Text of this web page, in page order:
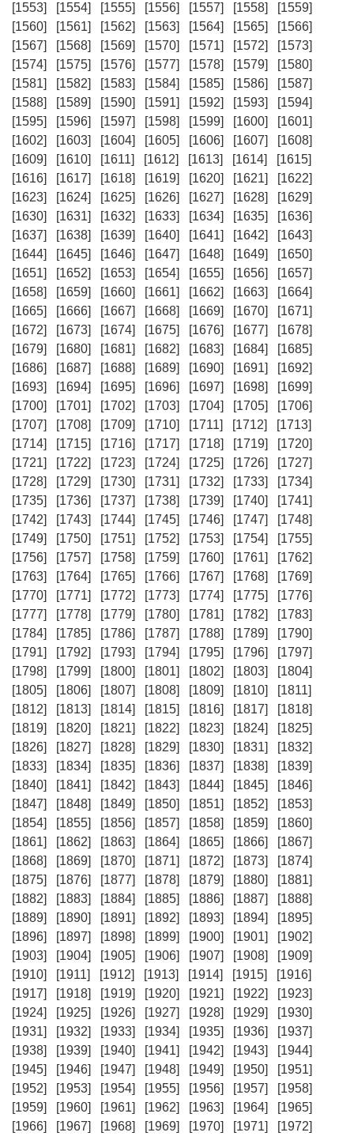
[1553]
[1554] [1555] [1556] [1557] [1558]
[1559]
[1560]
[1561] [1562] [1563] [1564] [1565]
[1566]
[1567]
[1568] [1569] [1570] [1571] [1572]
[1573]
[1574]
[1575] [1576] [1577] [1578] [1579]
[1580]
[1581]
[1582] [1583] [1584] [1585] [1586]
[1587]
[1588]
[1589] [1590] [1591] [1592] [1593]
[1594]
[1595]
[1596] [1597] [1598] [1599] [1600]
[1601]
[1602]
[1603] [1604] [1605] [1606] [1607]
[1608]
[1609]
[1610] [1611] [1612] [1613] [1614]
[1615]
[1616]
[1617] [1618] [1619] [1620] [1621]
[1622]
[1623]
[1624] [1625] [1626] [1627] [1628]
[1629]
[1630]
[1631] [1632] [1633] [1634] [1635]
[1636]
[1637]
[1638] [1639] [1640] [1641] [1642]
[1643]
[1644]
[1645] [1646] [1647] [1648] [1649]
[1650]
[1651]
[1652] [1653] [1654] [1655] [1656]
[1657]
[1658]
[1659] [1660] [1661] [1662] [1663]
[1664]
[1665]
[1666] [1667] [1668] [1669] [1670]
[1671]
[1672]
[1673] [1674] [1675] [1676] [1677]
[1678]
[1679]
[1680] [1681] [1682] [1683] [1684]
[1685]
[1686]
[1687] [1688] [1689] [1690] [1691]
[1692]
[1693]
[1694] [1695] [1696] [1697] [1698]
[1699]
[1700]
[1701] [1702] [1703] [1704] [1705]
[1706]
[1707]
[1708] [1709] [1710] [1711] [1712]
[1713]
[1714]
[1715] [1716] [1717] [1718] [1719]
[1720]
[1721]
[1722] [1723] [1724] [1725] [1726]
[1727]
[1728]
[1729] [1730] [1731] [1732] [1733]
[1734]
[1735]
[1736] [1737] [1738] [1739] [1740]
[1741]
[1742]
[1743] [1744] [1745] [1746] [1747]
[1748]
[1749]
[1750] [1751] [1752] [1753] [1754]
[1755]
[1756]
[1757] [1758] [1759] [1760] [1761]
[1762]
[1763]
[1764] [1765] [1766] [1767] [1768]
[1769]
[1770]
[1771] [1772] [1773] [1774] [1775]
[1776]
[1777]
[1778] [1779] [1780] [1781] [1782]
[1783]
[1784]
[1785] [1786] [1787] [1788] [1789]
[1790]
[1791]
[1792] [1793] [1794] [1795] [1796]
[1797]
[1798]
[1799] [1800] [1801] [1802] [1803]
[1804]
[1805]
[1806] [1807] [1808] [1809] [1810]
[1811]
[1812]
[1813] [1814] [1815] [1816] [1817]
[1818]
[1819]
[1820] [1821] [1822] [1823] [1824]
[1825]
[1826]
[1827] [1828] [1829] [1830] [1831]
[1832]
[1833]
[1834] [1835] [1836] [1837] [1838]
[1839]
[1840]
[1841] [1842] [1843] [1844] [1845]
[1846]
[1847]
[1848] [1849] [1850] [1851] [1852]
[1853]
[1854]
[1855] [1856] [1857] [1858] [1859]
[1860]
[1861]
[1862] [1863] [1864] [1865] [1866]
[1867]
[1868]
[1869] [1870] [1871] [1872] [1873]
[1874]
[1875]
[1876] [1877] [1878] [1879] [1880]
[1881]
[1882]
[1883] [1884] [1885] [1886] [1887]
[1888]
[1889]
[1890] [1891] [1892] [1893] [1894]
[1895]
[1896]
[1897] [1898] [1899] [1900] [1901]
[1902]
[1903]
[1904] [1905] [1906] [1907] [1908]
[1909]
[1910]
[1911] [1912] [1913] [1914] [1915]
[1916]
[1917]
[1918] [1919] [1920] [1921] [1922]
[1923]
[1924]
[1925] [1926] [1927] [1928] [1929]
[1930]
[1931]
[1932] [1933] [1934] [1935] [1936]
[1937]
[1938]
[1939] [1940] [1941] [1942] [1943]
[1944]
[1945]
[1946] [1947] [1948] [1949] [1950]
[1951]
[1952]
[1953] [1954] [1955] [1956] [1957]
[1958]
[1959]
[1960] [1961] [1962] [1963] [1964]
[1965]
[1966]
[1967] [1968] [1969] [1970] [1971]
[1972]